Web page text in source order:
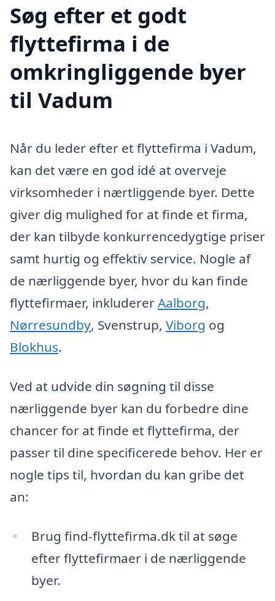
Søg efter et godt
flyttefirma i de
omkringliggende byer
til Vadum
Når du leder efter et flyttefirma i Vadum,
kan det være en god idé at overveje
virksomheder i nærtliggende byer. Dette
giver dig mulighed for at finde et firma,
der kan tilbyde konkurrencedygtige priser
samt hurtig og effektiv service. Nogle af
de nærliggende byer, hvor du kan finde
flyttefirmaer, inkludererAalborg,
Nørresundby, Svenstrup, Viborg og
Blokhus.
Ved at udvide din søgning til disse
nærliggende byer kan du forbedre dine
chancer for at finde et flyttefirma, der
passer til dine specificerede behov. Her er
nogle tips til, hvordan du kan gribe det
an:
Brug find-flyttefirma.dk til at søge
efter flyttefirmaer i de nærliggende
byer.